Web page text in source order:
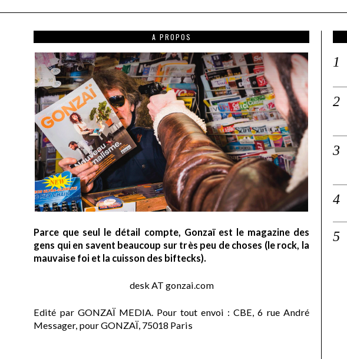
A PROPOS
Parce que seul le détail compte, Gonzaï est le magazine des
gens qui en savent beaucoup sur très peu de choses (le rock, la
mauvaise foi et la cuisson des biftecks).
desk AT gonzai.com
Edité par GONZAÏ MEDIA. Pour tout envoi : CBE, 6 rue André
Messager, pour GONZAÏ, 75018 Paris